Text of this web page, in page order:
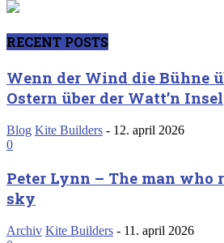
RECENT POSTS
Wenn der Wind die Bühne
Ostern über der Watt’n Insel
Blog Kite Builders - 12. april 2026
0
Peter Lynn – The man who
sky
Archiv Kite Builders - 11. april 2026